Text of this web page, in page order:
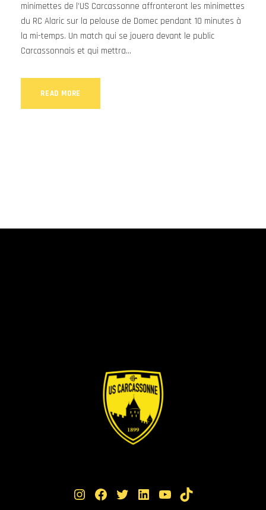
minimettes de l’US Carcassonne affronteront les minimettes
du RC Alaric sur la pelouse de Domec pendant 10 minutes à
la mi-temps. Un match qui se jouera devant le public
Carcassonnais et qui mettra...
READ MORE
Instagram Facebook Twitter LinkedIn YouTube TikTok